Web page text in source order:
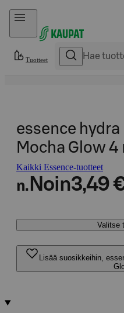
Hyppää sisältöön
Tuotteet
essence
Mocha Glow 4
Kaikki Essence-tuotteet
n. Noin3,49
Valitse
Lisää suosikkeihin,